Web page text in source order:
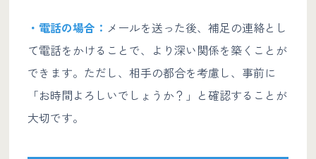
・電話の場合： メールを送った後、補足の連絡とし
て電話をかけることで、より深い関係を築くことが
できます。ただし、相手の都合を考慮し、事前に
「お時間よろしいでしょうか？」と確認することが
大切です。